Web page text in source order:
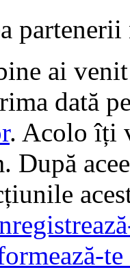
partenerii
ai
dată
. Acolo îți
După